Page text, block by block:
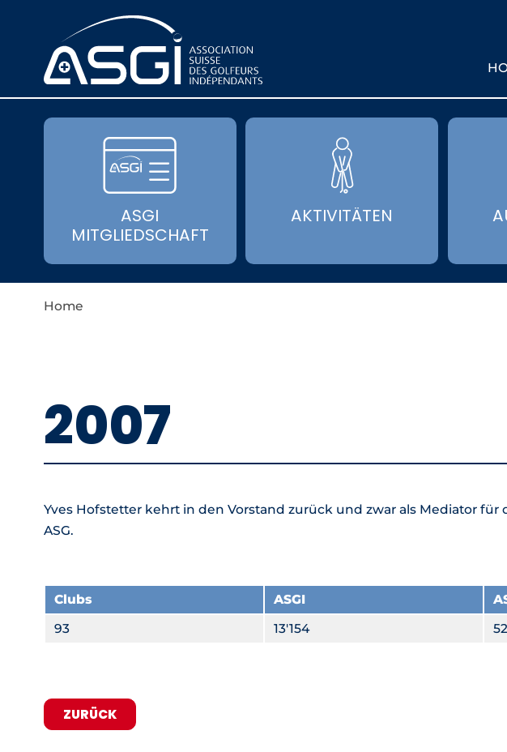
ASGI
MITGLIEDSCHAFT
AKTIVITÄTEN
Home
2007
Yves Hofstetter kehrt in den Vorstand zurück und zwar als Mediator
ASG.
Clubs ASGI
93
13'154
ZURÜCK